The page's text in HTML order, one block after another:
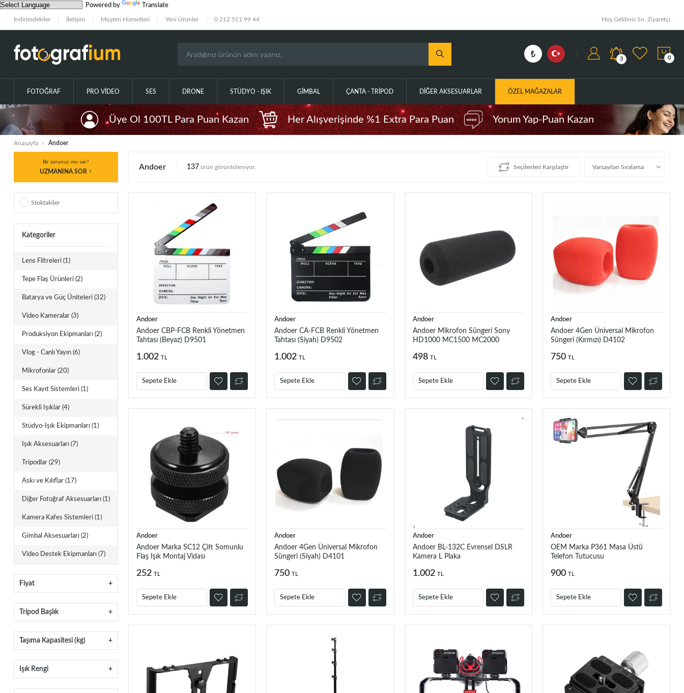
Powered by Translate
İndirimdekiler İletişim Müşteri Hizmetleri Yeni Ürünler 0 212 511 99 44 Hoş Geldiniz Sn. Ziyaretçi
3 0
FOTOĞRAF PRO VIDEO SES DRONE STÜDYO - IŞIK GIMBAL ÇANTA - TRIPOD DIĞER AKSESUARLAR ÖZEL MAĞAZALAR
Üye Ol 100TL Para Puan Kazan Her Alışverişinde %1 Extra Para Puan Yorum Yap-Puan Kazan
Anasayfa Andoer
Bir sorunuz mu var?
UZMANINA SOR
Stoktakiler
Kategoriler
Lens Filtreleri (1)
Tepe Flaş Ürünleri (2)
Batarya ve Güç Üniteleri (32)
Video Kameralar (3)
Produksiyon Ekipmanları (2)
Vlog - Canlı Yayın (6)
Mikrofonlar (20)
Ses Kayıt Sistemleri (1)
Sürekli Işıklar (4)
Stüdyo-Işık Ekipmanları (1)
Işık Aksesuarları (7)
Tripodlar (29)
Askı ve Kılıflar (17)
Diğer Fotoğraf Aksesuarları (1)
Kamera Kafes Sistemleri (1)
Gimbal Aksesuarları (2)
Video Destek Ekipmanları (7)
Fiyat
Tripod Başlık
Taşıma Kapasitesi (kg)
Işık Rengi
Andoer 137 ürün görüntüleniyor. Seçilenleri Karşılaştır
Andoer
Andoer CBP-FCB Renkli Yönetmen
Tahtası (Beyaz) D9501
1.002 TL
Sepete Ekle
Andoer
Andoer CA-FCB Renkli Yönetmen
Tahtası (Siyah) D9502
1.002 TL
Sepete Ekle
Andoer
Andoer Mikrofon Süngeri Sony
HD1000 MC1500 MC2000
498 TL
Sepete Ekle
Andoer
Andoer 4Gen Üniversal Mikrofon
Süngeri (Kırmızı) D4102
750 TL
Sepete Ekle
Andoer
Andoer Marka SC12 Çift Somunlu
Flaş Işık Montaj Vidası
252 TL
Sepete Ekle
Andoer
Andoer 4Gen Üniversal Mikrofon
Süngeri (Siyah) D4101
750 TL
Sepete Ekle
Andoer
Andoer BL-132C Evrensel DSLR
Kamera L Plaka
1.002 TL
Sepete Ekle
Andoer
OEM Marka P361 Masa Üstü
Telefon Tutucusu
900 TL
Sepete Ekle